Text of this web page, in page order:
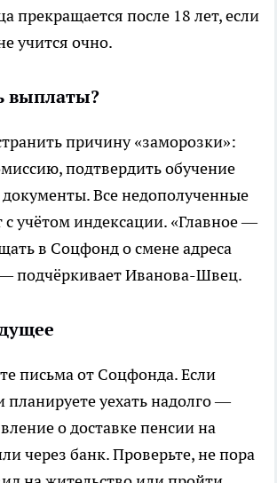
прекращается после 18 лет, если
учится очно.
выплаты?
причину «заморозки»:
подтвердить обучение
Все недополученные
с учётом индексации. «Главное —
в Соцфонд о смене адреса
— подчёркивает Иванова-Швец.
письма от Соцфонда. Если
планируете уехать надолго —
о доставке пенсии на
через банк. Проверьте, не пора